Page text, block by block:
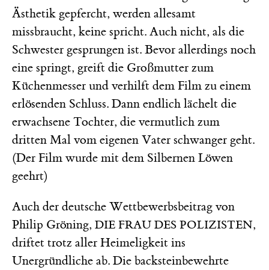
Ästhetik gepfercht, werden allesamt
missbraucht, keine spricht. Auch nicht, als die
Schwester gesprungen ist. Bevor allerdings noch
eine springt, greift die Großmutter zum
Küchenmesser und verhilft dem Film zu einem
erlösenden Schluss. Dann endlich lächelt die
erwachsene Tochter, die vermutlich zum
dritten Mal vom eigenen Vater schwanger geht.
(Der Film wurde mit dem Silbernen Löwen
geehrt)
Auch der deutsche Wettbewerbsbeitrag von
Philip Gröning, DIE FRAU DES POLIZISTEN,
driftet trotz aller Heimeligkeit ins
Unergründliche ab. Die backsteinbewehrte